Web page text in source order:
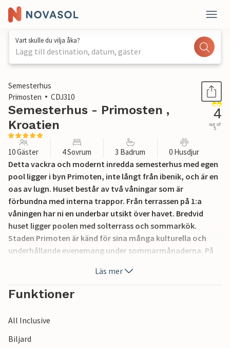
Vart skulle du vilja åka?
Lägg till destination, datum, gäster
1 / 39
Semesterhus
Primosten
CDJ310
Semesterhus - Primosten ,
Kroatien
4
out of
5
10 Gäster 4 Sovrum 3 Badrum 0 Husdjur
Detta vackra och modernt inredda semesterhus med egen
pool ligger i byn Primoten, inte långt från ibenik, och är en
oas av lugn. Huset består av två våningar som är
förbundna med interna trappor. Från terrassen på 1:a
våningen har ni en underbar utsikt över havet. Bredvid
huset ligger poolen med solterrass och sommarkök.
Staden Primoten är känd för sina många kulturella och
underhållande evenemang under sommarmånaderna. På
dalmatiska delikatesser. Ta en romantisk promenad längs
strandpromenaden och koppla av i de varma
sommarkvällarna. Du kan också besöka de vackra städerna
Läs mer
Funktioner
All Inclusive
Biljard